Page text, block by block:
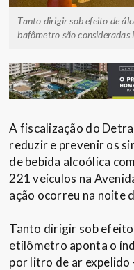
Tanto dirigir sob efeito de
bafômetro são consideradas
A fiscalização do
reduzir e prevenir os
de bebida alcoólica
221 veículos na
ação ocorreu na noite
Tanto dirigir sob
etilômetro aponta o
por litro de ar expelido